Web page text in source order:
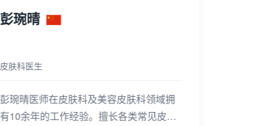
吴琰瑜 MMed
皮肤科医生/美容皮肤科医生
吴琰瑜医师是皮肤科副主任医生，从事皮
肤科工作二十余年，擅长激光射频、超声